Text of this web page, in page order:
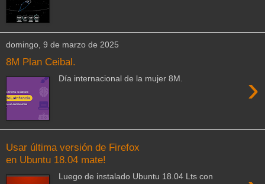
domingo, 9 de marzo de 2025
8M Plan Ceibal.
›
Día internacional de la mujer 8M.
Usar última versión de Firefox
en Ubuntu 18.04 mate!
Luego de instalado Ubuntu 18.04 Lts con